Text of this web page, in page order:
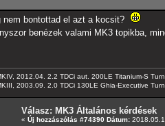
nem bontottad el azt a kocsit?
benézek valami MK3 topikba,
2012.04. 2.2 TDCi aut. 200LE Titanium-S
2003.09. 2.0 TDCi 130LE Ghia-Executive
Válasz: MK3 Általános kérdések
« Új hozzászólás #74390 Dátum: